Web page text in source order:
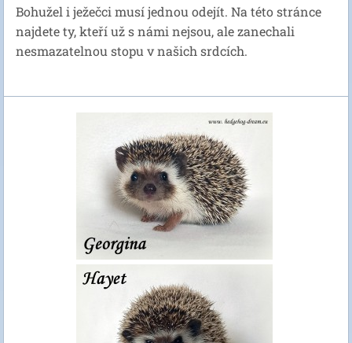
Bohužel i ježečci musí jednou odejít. Na této stránce
najdete ty, kteří už s námi nejsou, ale zanechali
nesmazatelnou stopu v našich srdcích.